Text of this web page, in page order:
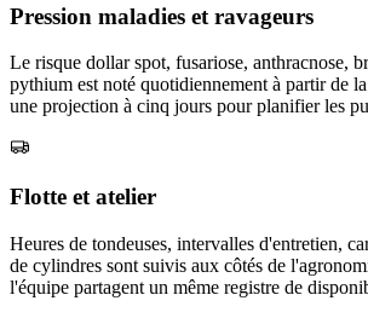
Pression maladies et ravageurs
Le risque dollar spot, fusariose, anthracnose,
pythium est noté quotidiennement à partir de
une projection à cinq jours pour planifier les
Flotte et atelier
Heures de tondeuses, intervalles d'entretien,
de cylindres sont suivis aux côtés de
l'équipe partagent un même registre de